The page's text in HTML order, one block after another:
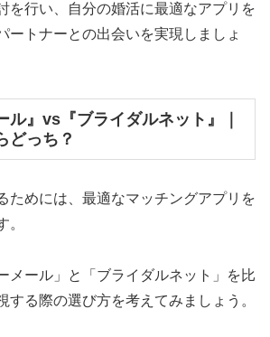
を行い、自分の婚活に最適なアプリを
ートナーとの出会いを実現しましょ
ル』vs『ブライダルネット』｜
どっち？
ためには、最適なマッチングアプリを
。
メール」と「ブライダルネット」を比
する際の選び方を考えてみましょう。